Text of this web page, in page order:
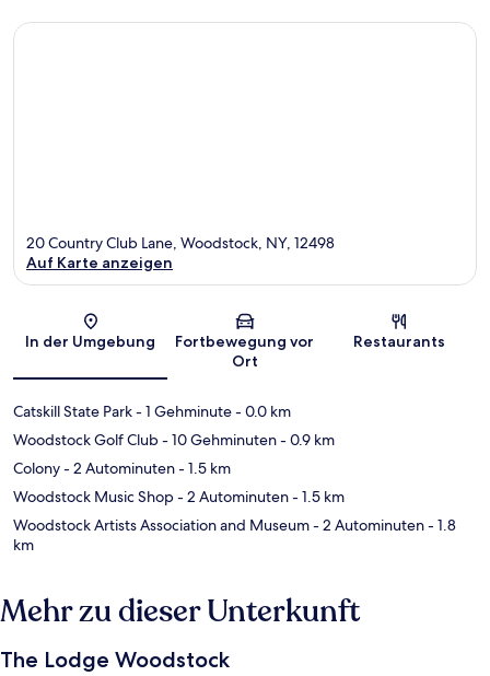
Karte
20 Country Club Lane, Woodstock, NY, 12498
Auf Karte anzeigen
In der Umgebung
Fortbewegung vor
Ort
Restaurants
Catskill State Park- 1 Gehminute- 0.0 km
Woodstock Golf Club- 10 Gehminuten- 0.9 km
Colony- 2 Autominuten- 1.5 km
Woodstock Music Shop- 2 Autominuten- 1.5 km
Woodstock Artists Association and Museum- 2 Autominuten- 1.8
km
Mehr zu dieser Unterkunft
The Lodge Woodstock